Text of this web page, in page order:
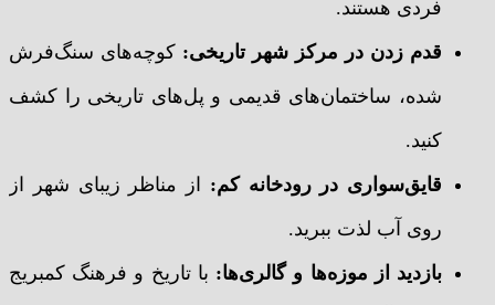
فردی هستند.
قدم زدن در مرکز شهر تاریخی: کوچه‌های سنگ‌فرش
شده، ساختمان‌های قدیمی و پل‌های تاریخی را کشف
کنید.
قایق‌سواری در رودخانه کم:
از مناظر زیبای شهر از
روی آب لذت ببرید.
بازدید از موزه‌ها و گالری‌ها: با تاریخ و فرهنگ کمبریج